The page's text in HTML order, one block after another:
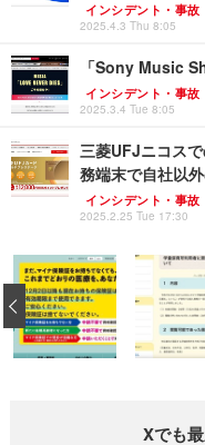
インシデント・事故
2025.4.3 Thu 8:05
「Sony Music
インシデント・事故
2025.3.4 Tue 8:05
三菱UFJニコス
務端末で自社以
インシデント・事故
2025.2.25 Tue 17:30
‹
Xでも